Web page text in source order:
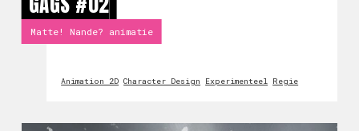
Matte! Nande? animatie
Animation 2D Character Design Experimenteel Regie